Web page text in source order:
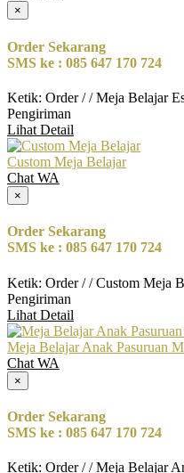
×
Order Sekarang
SMS ke : 085 647 170 724
Ketik: Order / / Meja Belajar
Pengiriman
Lihat Detail
Custom Meja Belajar
Chat WA
×
Order Sekarang
SMS ke : 085 647 170 724
Ketik: Order / / Custom Meja
Pengiriman
Lihat Detail
Meja Belajar Anak Pasuruan
Chat WA
×
Order Sekarang
SMS ke : 085 647 170 724
Ketik: Order / / Meja Belajar